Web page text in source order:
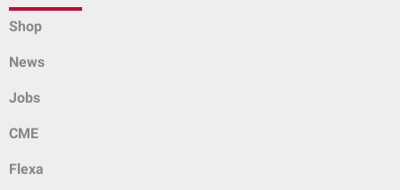
Shop
News
Jobs
CME
Flexa